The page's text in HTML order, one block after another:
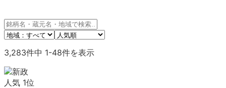
3,283件中 1-48件を表示
人気 1位